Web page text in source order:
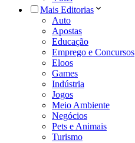
Mais Editorias
Auto
Apostas
Educação
Emprego e Concursos
Eloos
Games
Indústria
Jogos
Meio Ambiente
Negócios
Pets e Animais
Turismo